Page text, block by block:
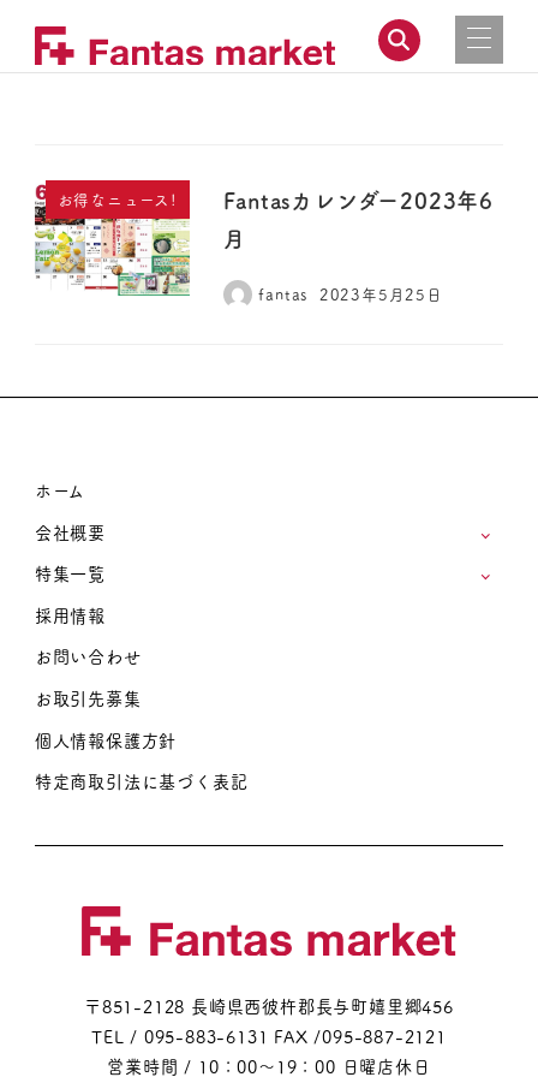
お得なニュース!
Fantasカレンダー2023年6
月
fantas 2023年5月25日
ホーム
会社概要
特集一覧
採用情報
お問い合わせ
お取引先募集
個人情報保護方針
特定商取引法に基づく表記
〒851-2128 長崎県西彼杵郡長与町嬉里郷456
TEL / 095-883-6131 FAX /095-887-2121
営業時間 / 10：00～19：00 日曜店休日